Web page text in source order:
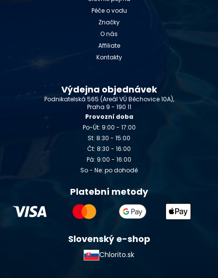
Péče o vodu
Značky
O nás
Affiliate
Kontakty
Výdejna objednávek
Podnikatelská 565 (Areál VÚ Běchovice 10A),
Praha 9 - 190 11
Provozní doba
Po-Út: 9:00 - 17:00
St: 8:30 - 15:00
Čt: 8:30 - 16:00
Pá: 9:00 - 16:00
So - Ne: po dohodě
Platební metody
Slovenský e-shop
Chlorito.sk